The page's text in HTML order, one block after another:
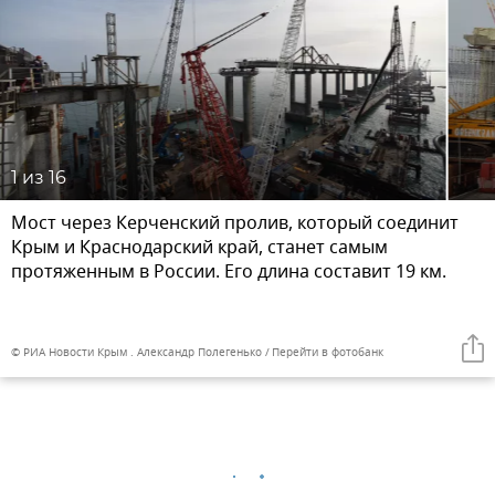
1из 16
Мост через Керченский пролив, который соединит
Крым и Краснодарский край, станет самым
протяженным в России. Его длина составит 19 км.
© РИА Новости Крым . Александр Полегенько Перейти в фотобанк